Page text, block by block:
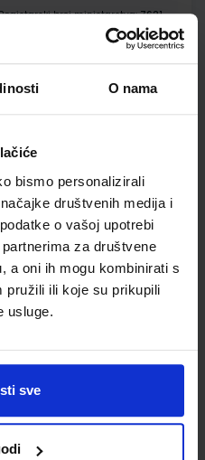
O nama
bismo personalizirali
društvenih medija i
o vašoj upotrebi
za društvene
a oni ih mogu kombinirati s
pružili ili koje su prikupili
usluge.
sve
broj ministarstva:7621-
17,20 €
razred gimnazije
Liber Kučak Bajić
broj ministarstva: 7481
22,50 €
Liber Kučak Bajić